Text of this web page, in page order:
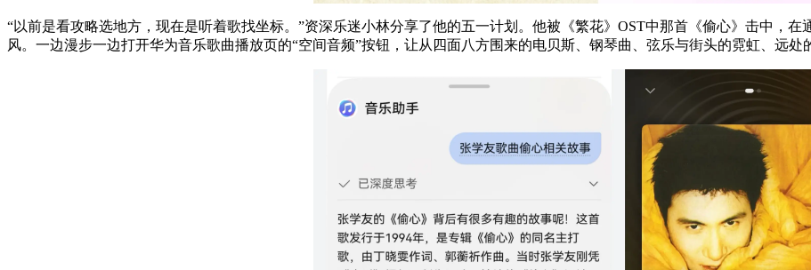
“以前是看攻略选地方，现在是听着歌找坐标。”资深乐迷小林分享了他的五一计划。他被《繁花》OST中那首《偷心》击中，
风。一边漫步一边打开华为音乐歌曲播放页的“空间音频”按钮，让从四面八方围来的电贝斯、钢琴曲、弦乐与街头的霓虹、远处